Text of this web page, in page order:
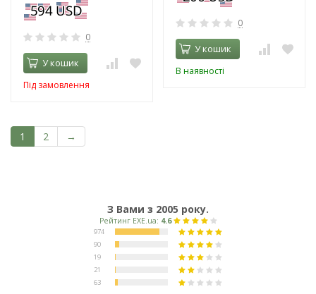
0
У кошик
Під замовлення
0
У кошик
В наявності
1 2 →
З Вами з 2005 року.